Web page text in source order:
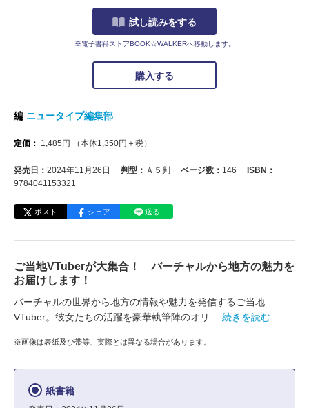
試し読みをする
※電子書籍ストアBOOK☆WALKERへ移動します。
購入する
編 ニュータイプ編集部
定価： 1,485 円 （本体1,350円＋税）
発売日： 2024年11月26日 判型： Ａ５判 ページ数： 146
ISBN：
9784041153321
ポスト シェア 送る
ご当地VTuberが大集合！ バーチャルから地方の魅力を
お届けします！
バーチャルの世界から地方の情報や魅力を発信するご当地
VTuber。彼女たちの活躍を豪華執筆陣のオリ
…続きを読む
※画像は表紙及び帯等、実際とは異なる場合があります。
紙書籍